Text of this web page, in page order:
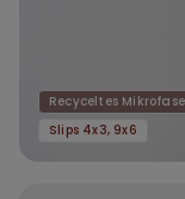
Recyceltes
Slips 4x3, 9x6